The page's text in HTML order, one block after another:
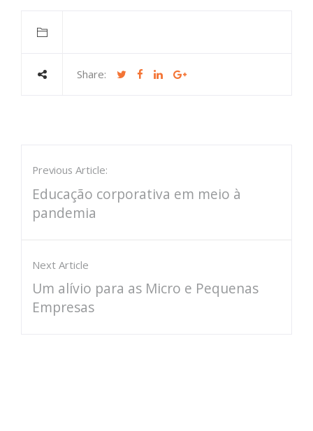
Share:
Previous Article:
Educação corporativa em meio à
pandemia
Next Article
Um alívio para as Micro e Pequenas
Empresas